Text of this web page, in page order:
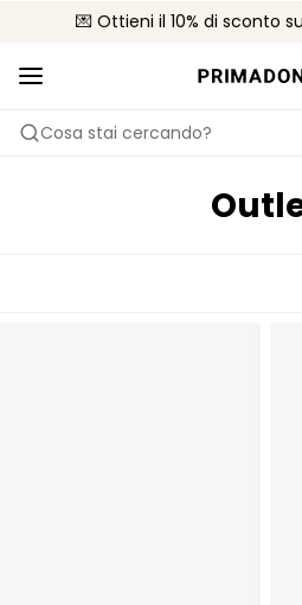
💌 Ottieni il 10% di sconto
🚚 Consegna📦 Resi
Cosa stai cercando?